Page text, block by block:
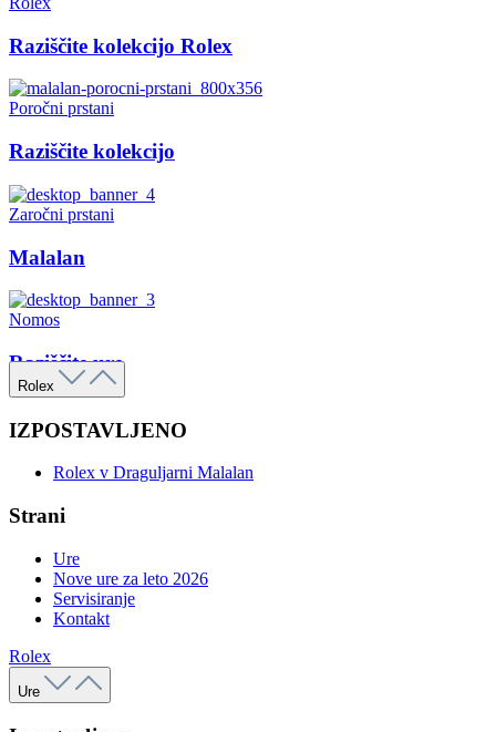
Raziščite kolekcijo Rolex
Poročni prstani
Raziščite kolekcijo
Zaročni prstani
Malalan
Nomos
Raziščite ure
Rolex
IZPOSTAVLJENO
Rolex v Draguljarni Malalan
Strani
Ure
Nove ure za leto 2026
Servisiranje
Kontakt
Rolex
Ure